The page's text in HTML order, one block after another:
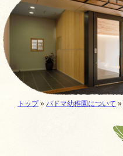
現在地:
トップ» パドマ幼稚園について »